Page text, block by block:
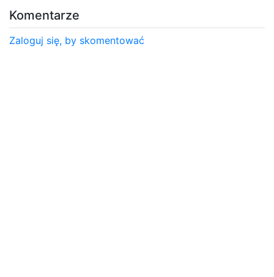
Komentarze
Zaloguj się, by skomentować